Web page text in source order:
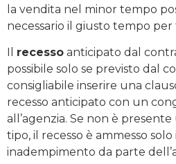
la vendita nel minor tempo
necessario il giusto tempo
Il recesso anticipato dal
possibile solo se previsto dal
consigliabile inserire una
recesso anticipato con un
all’agenzia. Se non è
tipo, il recesso è ammesso solo
inadempimento da parte